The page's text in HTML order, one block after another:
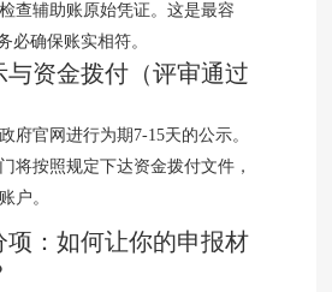
查辅助账原始凭证。这是最容
必确保账实相符。
与资金拨付（评审通过
府官网进行为期7-15天的公示。
将按照规定下达资金拨付文件，
户。
项：如何让你的申报材